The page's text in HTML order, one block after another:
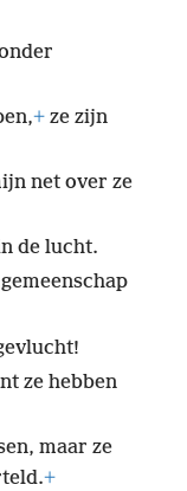
+ ze zijn
net over ze
de lucht.
ze hebben
maar ze
+